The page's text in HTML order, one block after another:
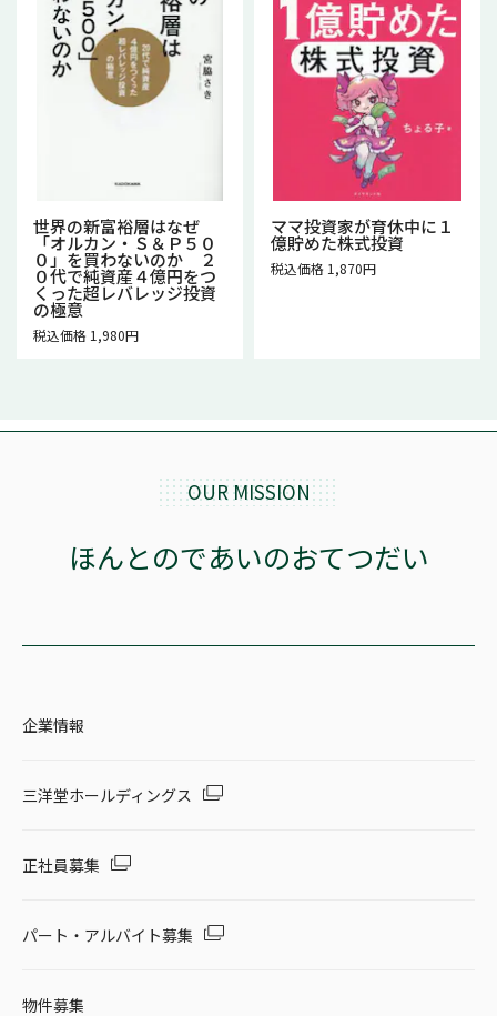
世界の新富裕層はなぜ
「オルカン・Ｓ＆Ｐ５０
０」を買わないのか ２
０代で純資産４億円をつ
くった超レバレッジ投資
の極意
税込価格 1,980円
ママ投資家が育休中に１
億貯めた株式投資
税込価格 1,870円
OUR MISSION
ほんとのであいのおてつだい
企業情報
三洋堂ホールディングス
正社員募集
パート・アルバイト募集
物件募集